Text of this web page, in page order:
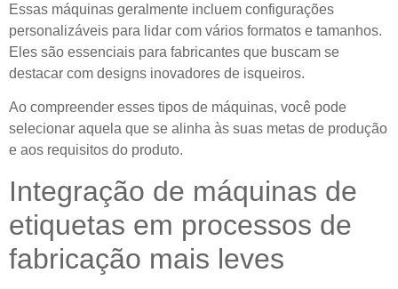
Essas máquinas geralmente incluem configurações
personalizáveis ​​para lidar com vários formatos e tamanhos.
Eles são essenciais para fabricantes que buscam se
destacar com designs inovadores de isqueiros.
Ao compreender esses tipos de máquinas, você pode
selecionar aquela que se alinha às suas metas de produção
e aos requisitos do produto.
Integração de máquinas de
etiquetas em processos de
fabricação mais leves